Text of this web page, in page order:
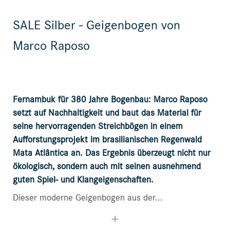
SALE Silber - Geigenbogen von
Marco Raposo
Fernambuk für 380 Jahre Bogenbau: Marco Raposo
setzt auf Nachhaltigkeit und baut das Material für
seine hervorragenden Streichbögen in einem
Aufforstungsprojekt im brasilianischen Regenwald
Mata Atlântica an. Das Ergebnis überzeugt nicht nur
ökologisch, sondern auch mit seinen ausnehmend
guten Spiel- und Klangeigenschaften.
Dieser moderne Geigenbogen aus der...